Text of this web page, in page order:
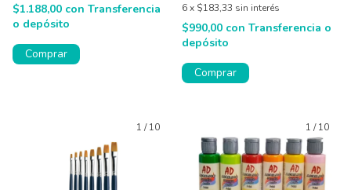
$1.188,00 con Transferencia
o depósito
Comprar
6x $183,33 sin interés
$990,00 con Transferencia o
depósito
Comprar
1 /10 1 /10